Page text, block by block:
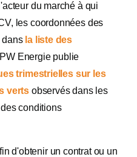
du marché à qui
les coordonnées des
dans la liste des
Energie publie
trimestrielles sur les
verts observés dans les
conditions
d'obtenir un contrat ou un